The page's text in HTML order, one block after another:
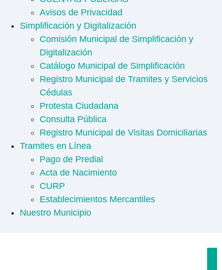
Avisos de Privacidad
Simplificación y Digitalización
Comisión Municipal de Simplificación y
Digitalización
Catálogo Municipal de Simplificación
Registro Municipal de Tramites y Servicios
Cédulas
Protesta Ciudadana
Consulta Pública
Registro Municipal de Visitas Domiciliarias
Tramites en Línea
Pago de Predial
Acta de Nacimiento
CURP
Establecimientos Mercantiles
Nuestro Municipio